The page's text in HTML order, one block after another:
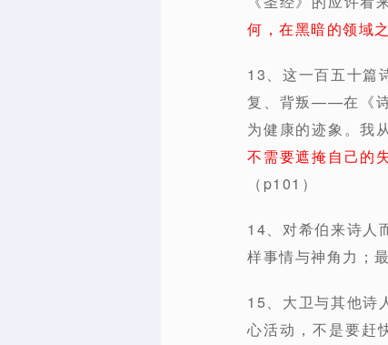
何，在黑暗的领域
13、这一百五十篇
复、背叛——在《诗
为健康的迹象。我
不需要遮掩自己的
（p101）
14、对希伯来诗人
样事情与神角力；
15、大卫与其他诗
心活动，不是要赶